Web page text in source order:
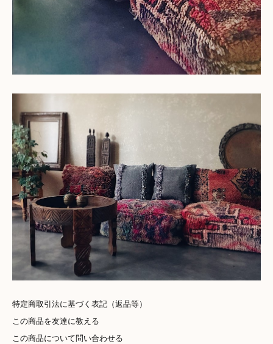
特定商取引法に基づく表記（返品等）
この商品を友達に教える
この商品について問い合わせる